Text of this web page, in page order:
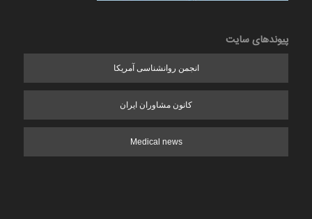
پیوندهای سایت
انجمن روانشناسی آمریکا
کانون مشاوران ایران
Medical news